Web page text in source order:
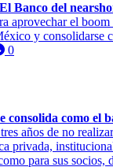
Banco del
aprovechar el boom
y consolidarse
0
consolida como el
años de no
privada,
para sus socios,